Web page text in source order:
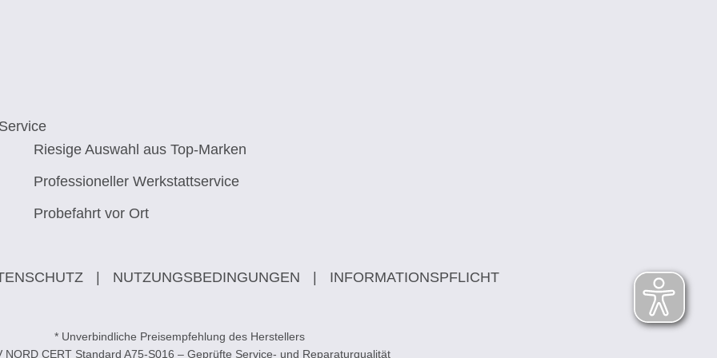
Riesige Auswahl aus Top-Marken
Professioneller Werkstattservice
Probefahrt vor Ort
NUTZUNGSBEDINGUNGEN INFORMATIONSPFLICHT
* Unverbindliche Preisempfehlung des Herstellers
NORD CERT Standard A75-S016 – Geprüfte Service- und Reparaturqualität